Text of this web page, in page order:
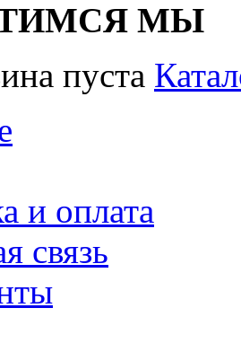
МЫ
пуста
и оплата
связь